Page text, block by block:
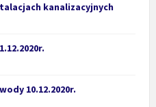
kanalizacyjnych
10.12.2020r.